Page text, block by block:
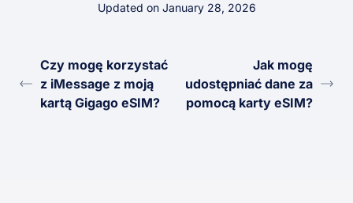
Updated on January 28, 2026
Czy mogę korzystać
z iMessage z moją
kartą Gigago eSIM?
Jak mogę
udostępniać dane za
pomocą karty eSIM?